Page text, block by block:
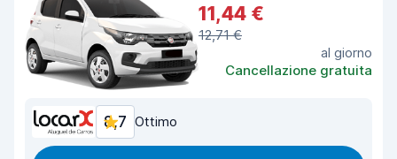
11,44 €
12,71 €
al giorno
Cancellazione gratuita
8,7 Ottimo